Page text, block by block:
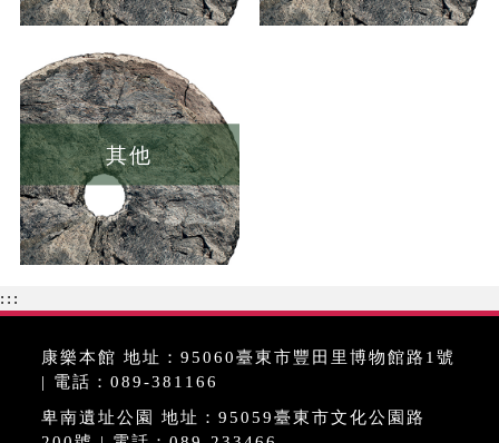
其他
:::
康樂本館 地址：95060臺東市豐田里博物館路1號
| 電話：089-381166
卑南遺址公園 地址：95059臺東市文化公園路